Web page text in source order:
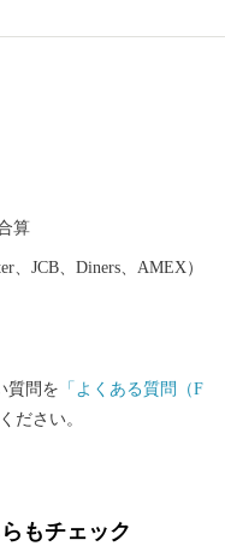
い申し上げます。
算
、JCB、Diners、AMEX）
質問を 「よくある質問（F
ださい。
もチェック